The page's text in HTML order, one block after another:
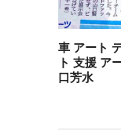
車 アート
ト 支援 ア
口芳水